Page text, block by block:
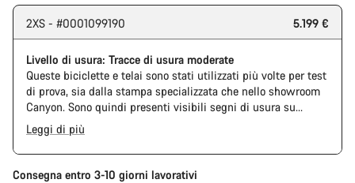
2XS - #0001099190 5.199 €
Livello di usura: Tracce di usura moderate
Queste biciclette e telai sono stati utilizzati più volte per test
di prova, sia dalla stampa specializzata che nello showroom
Canyon. Sono quindi presenti visibili segni di usura su
catena e pacco pignoni. Inoltre, anche telaio e componenti
potrebbero presentare graffi, danni alla vernice o deviazioni
di colore. Tuttavia, ogni componente montato è perfettamente
funzionante.
Leggi di più
Consegna entro 3-10 giorni lavorativi